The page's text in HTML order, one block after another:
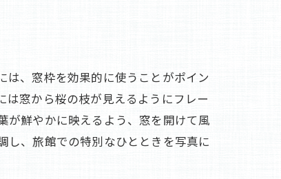
は、窓枠を効果的に使うことがポイン
は窓から桜の枝が見えるようにフレー
が鮮やかに映えるよう、窓を開けて風
し、旅館での特別なひとときを写真に